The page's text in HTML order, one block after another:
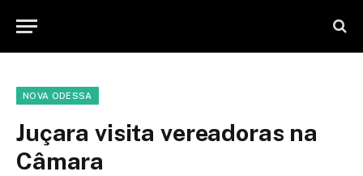
NOVA ODESSA
Juçara visita vereadoras na
Câmara